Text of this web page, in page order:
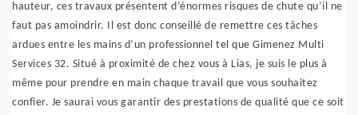
hauteur, ces travaux présentent d’énormes risques de chute qu’il ne
faut pas amoindrir. Il est donc conseillé de remettre ces tâches
ardues entre les mains d’un professionnel tel que Gimenez Multi
Services 32. Situé à proximité de chez vous à Lias, je suis le plus à
même pour prendre en main chaque travail que vous souhaitez
confier. Je saurai vous garantir des prestations de qualité que ce soit